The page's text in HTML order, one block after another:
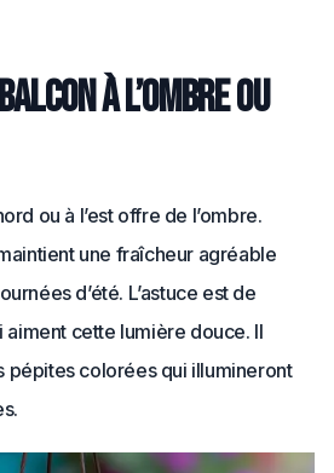
à l’ombre ou
ou à l’est offre de l’ombre.
une fraîcheur agréable
d’été. L’astuce est de
aiment cette lumière douce. Il
pépites colorées qui illumineront